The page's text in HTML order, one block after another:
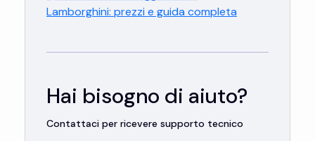
Lamborghini: prezzi e guida completa
Hai bisogno di aiuto?
Contattaci per ricevere supporto tecnico